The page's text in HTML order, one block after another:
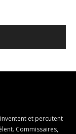
et percutent
Commissaires,